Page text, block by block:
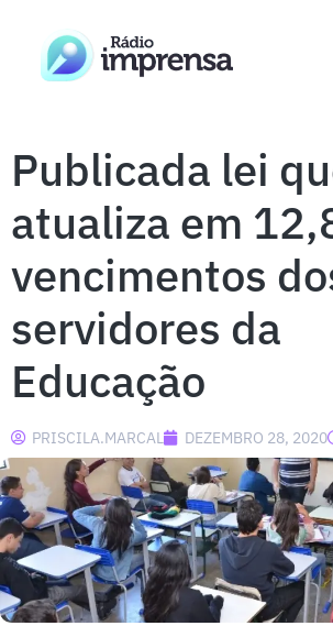
Publicada lei
atualiza em
vencimentos
servidores da
Educação
PRISCILA.MARCAL DEZEMBRO 28, 2020